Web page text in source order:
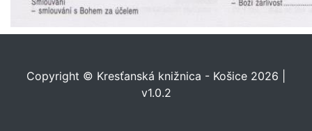
Copyright © Kresťanská knižnica - Košice 2026 |
v1.0.2